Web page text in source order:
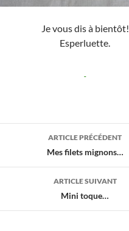
Je vous dis à bientôt!
Esperluette.
ARTICLE PRÉCÉDENT
Mes filets mignons…
ARTICLE SUIVANT
Mini toque…